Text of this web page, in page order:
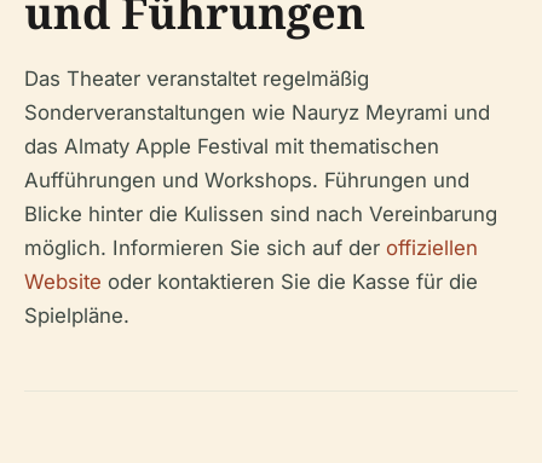
und Führungen
Das Theater veranstaltet regelmäßig
Sonderveranstaltungen wie Nauryz Meyrami und
das Almaty Apple Festival mit thematischen
Aufführungen und Workshops. Führungen und
Blicke hinter die Kulissen sind nach Vereinbarung
möglich. Informieren Sie sich auf der offiziellen
Website oder kontaktieren Sie die Kasse für die
Spielpläne.